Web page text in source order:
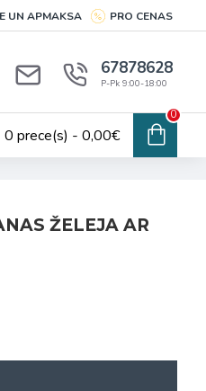
UN APMAKSA PRO CENAS
67878628
P-Pk 9:00-18:00
0 prece(s) - 0,00€
0
ŽELEJA AR